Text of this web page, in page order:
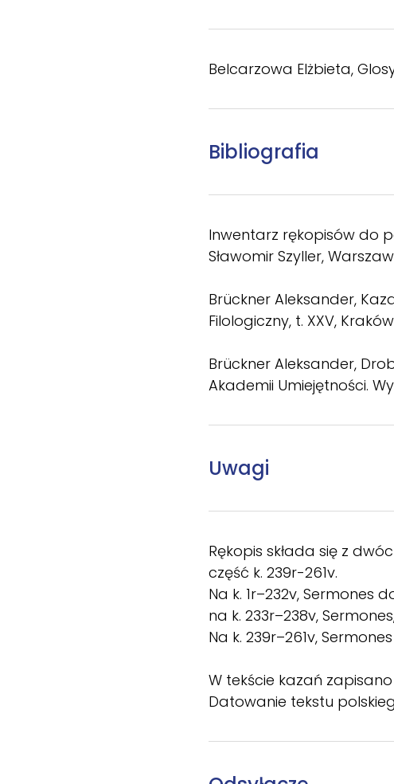
Belcarzowa Elżbieta,
Bibliografia
Inwentarz rękopisów do
Sławomir Szyller,
Brückner Aleksander,
Filologiczny, t. XXV, Kraków
Brückner Aleksander,
Akademii Umiejętności.
Uwagi
Rękopis składa się z
część k. 239r-261v.
Na k. 1r–232v, Sermones
na k. 233r–238v,
Na k. 239r–261v,
W tekście kazań
Datowanie tekstu